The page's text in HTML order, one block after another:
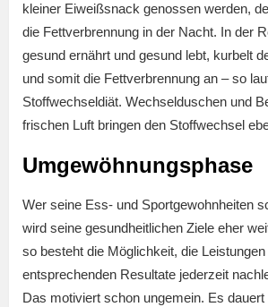
kleiner Eiweißsnack genossen werden,
die Fettverbrennung in der Nacht. In der
gesund ernährt und gesund lebt, kurbelt
und somit die Fettverbrennung an – so
Stoffwechseldiät. Wechselduschen und
frischen Luft bringen den Stoffwechsel
Umgewöhnungsphase
Wer seine Ess- und Sportgewohnheiten
wird seine gesundheitlichen Ziele eher
so besteht die Möglichkeit, die Leistungen
entsprechenden Resultate jederzeit
Das motiviert schon ungemein. Es dauert